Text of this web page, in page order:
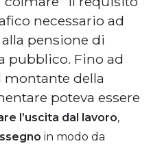
necessario ad
pensione di
pubblico. Fino ad
montante della
poteva essere
l’uscita dal lavoro,
in modo da